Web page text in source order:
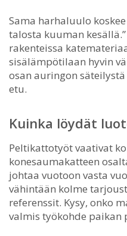
Sama harhaluulo
talosta kuuman
rakenteissa
sisälämpötilaan hyvin
osan auringon
etu.
Kuinka löydät
Peltikattotyöt vaativat
konesaumakatteen
johtaa vuotoon vasta
vähintään kolme
referenssit. Kysy, onko
valmis työkohde paikan